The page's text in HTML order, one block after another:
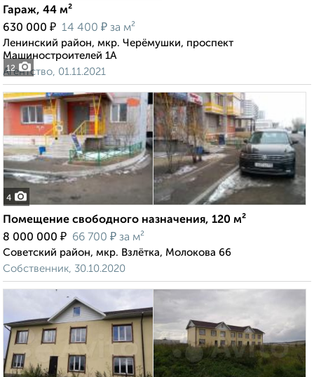
12
Гараж, 44 м²
630 000 ₽ 14 400 ₽ за м²
Ленинский район, мкр. Черёмушки, проспект
Машиностроителей 1А
Агентство, 01.11.2021
4
Помещение свободного назначения, 120 м²
8 000 000 ₽ 66 700 ₽ за м²
Советский район, мкр. Взлётка, Молокова 66
Собственник, 30.10.2020